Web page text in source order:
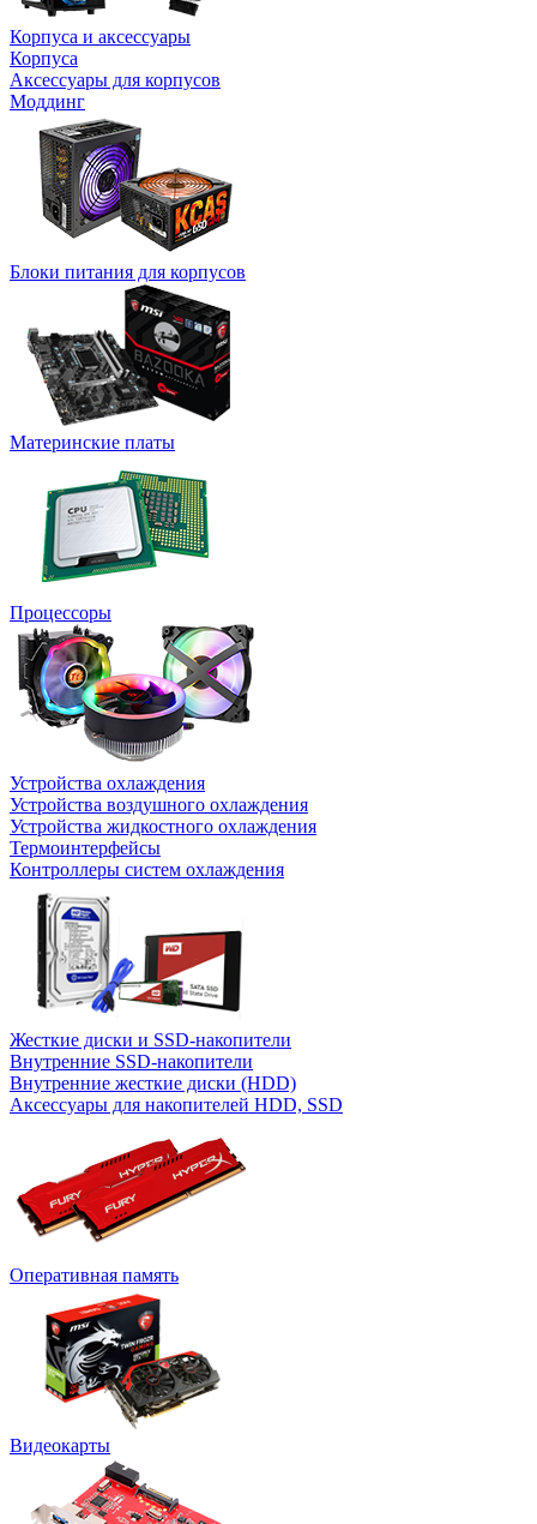
Корпуса и аксессуары
Корпуса
Аксессуары для корпусов
Моддинг
Блоки питания для корпусов
Материнские платы
Процессоры
Устройства охлаждения
Устройства воздушного охлаждения
Устройства жидкостного охлаждения
Термоинтерфейсы
Контроллеры систем охлаждения
Жесткие диски и SSD-накопители
Внутренние SSD-накопители
Внутренние жесткие диски (HDD)
Аксессуары для накопителей HDD, SSD
Оперативная память
Видеокарты